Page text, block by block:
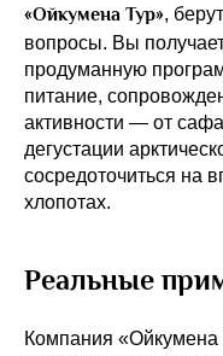
«Ойкумена Тур»,
вопросы. Вы
продуманную
питание,
активности — от
дегустации
сосредоточиться на
хлопотах.
Реальные
Компания «Ойкумена